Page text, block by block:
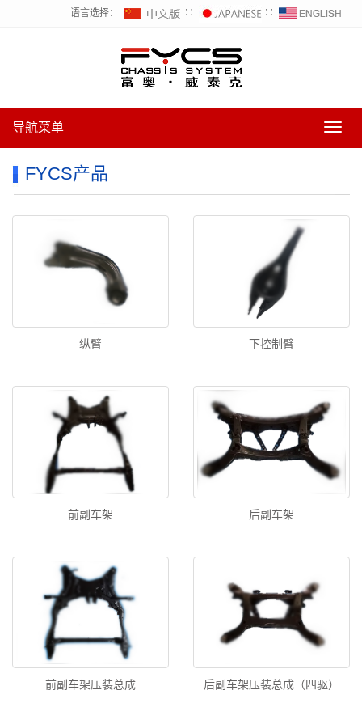
语言选择： ∷ ∷
导
导航菜单
FYCS产品
纵臂 下控制臂
前副车架 后副车架
前副车架压装总成 后副车架压装总成（四驱）